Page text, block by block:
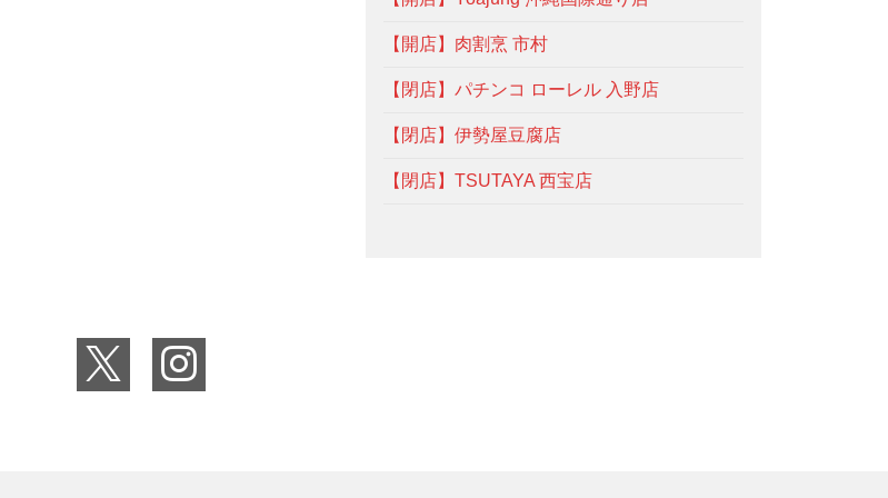
【開店】肉割烹 市村
【閉店】パチンコ ローレル 入野店
【閉店】伊勢屋豆腐店
【閉店】TSUTAYA 西宝店